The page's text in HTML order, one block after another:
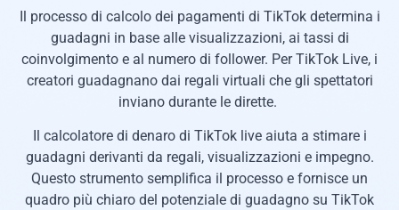
Il processo di calcolo dei pagamenti di TikTok determina i
guadagni in base alle visualizzazioni, ai tassi di
coinvolgimento e al numero di follower. Per TikTok Live, i
creatori guadagnano dai regali virtuali che gli spettatori
inviano durante le dirette.
Il calcolatore di denaro di TikTok live aiuta a stimare i
guadagni derivanti da regali, visualizzazioni e impegno.
Questo strumento semplifica il processo e fornisce un
quadro più chiaro del potenziale di guadagno su TikTok